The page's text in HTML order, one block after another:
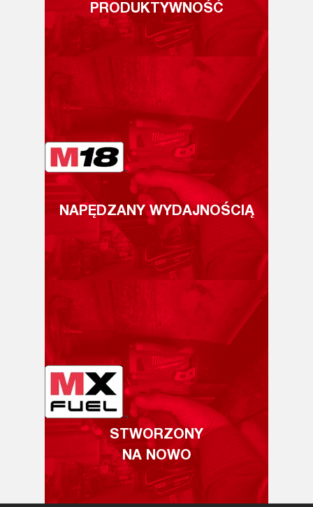
PRODUKTYWNOŚĆ
NAPĘDZANY WYDAJNOŚCIĄ
STWORZONY
NA NOWO